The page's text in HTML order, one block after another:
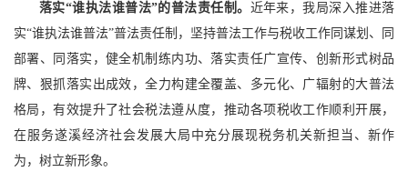
落实“谁执法谁普法”的普法责任制。 近年来，我局深入推进落
实“谁执法谁普法”普法责任制，坚持普法工作与税收工作同谋划、同
部署、同落实，健全机制练内功、落实责任广宣传、创新形式树品
牌、狠抓落实出成效，全力构建全覆盖、多元化、广辐射的大普法
格局，有效提升了社会税法遵从度，推动各项税收工作顺利开展，
在服务遂溪经济社会发展大局中充分展现税务机关新担当、新作
为，树立新形象。